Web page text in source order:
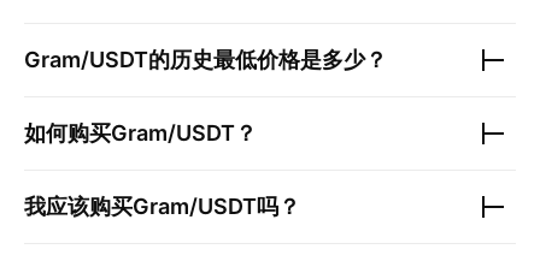
Gram/USDT的历史最低价格是多少？
如何购买Gram/USDT ？
我应该购买Gram/USDT吗？